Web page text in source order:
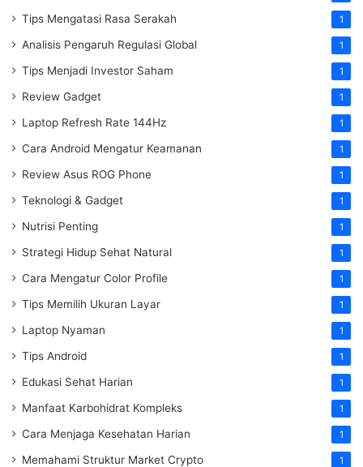
Tips Mengatasi Rasa Serakah 1
Analisis Pengaruh Regulasi Global 1
Tips Menjadi Investor Saham 1
Review Gadget 1
Laptop Refresh Rate 144Hz 1
Cara Android Mengatur Keamanan 1
Review Asus ROG Phone 1
Teknologi & Gadget 1
Nutrisi Penting 1
Strategi Hidup Sehat Natural 1
Cara Mengatur Color Profile 1
Tips Memilih Ukuran Layar 1
Laptop Nyaman 1
Tips Android 1
Edukasi Sehat Harian 1
Manfaat Karbohidrat Kompleks 1
Cara Menjaga Kesehatan Harian 1
Memahami Struktur Market Crypto 1